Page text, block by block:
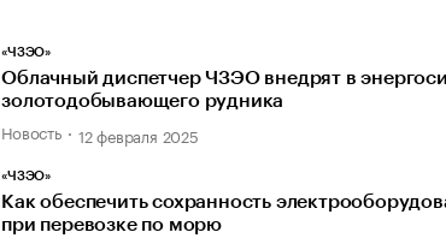
«ЧЗЭО»
Облачный диспетчер ЧЗЭО внедрят в
золотодобывающего рудника
Новость 12 февраля 2025
«ЧЗЭО»
Как обеспечить сохранность
при перевозке по морю